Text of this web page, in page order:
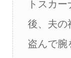
トスカ
後、夫の
盗んで腕